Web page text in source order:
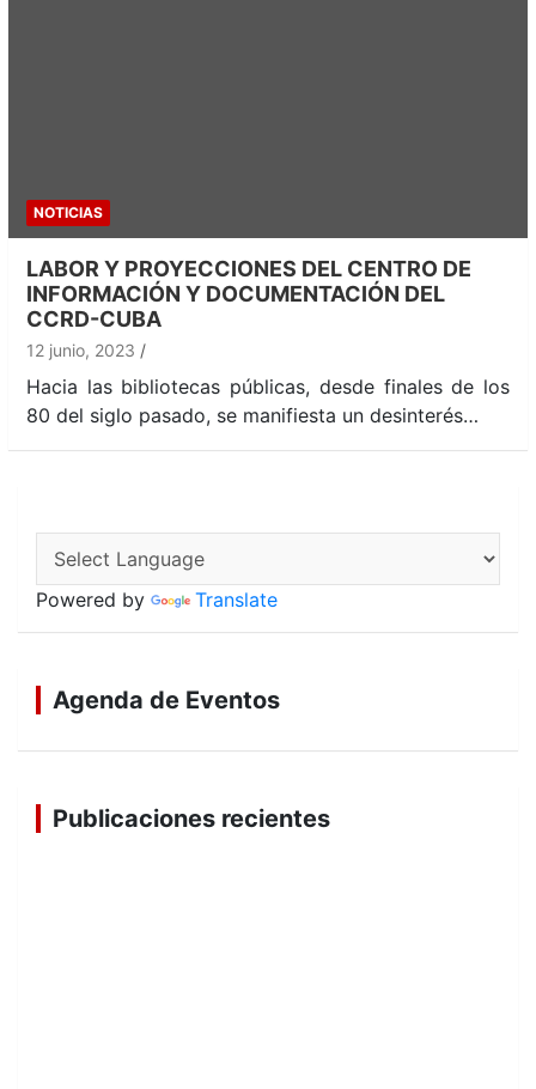
NOTICIAS
LABOR Y PROYECCIONES DEL CENTRO DE
INFORMACIÓN Y DOCUMENTACIÓN DEL
CCRD-CUBA
12 junio, 2023
Hacia las bibliotecas públicas, desde finales de los
80 del siglo pasado, se manifiesta un desinterés…
Powered by Translate
Agenda de Eventos
Publicaciones recientes